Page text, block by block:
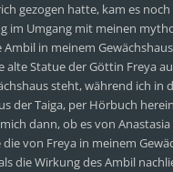
gezogen hatte, kam es
im Umgang mit meinen
Ambil in meinem
alte Statue der Göttin Freya
steht, während ich in
der Taiga, per Hörbuch
dann, ob es von
von Freya in meinem
die Wirkung des Ambil